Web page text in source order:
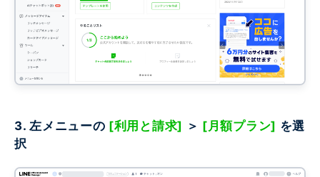
3. 左メニューの [利用と請求] ＞ [月額プラン] を選
択